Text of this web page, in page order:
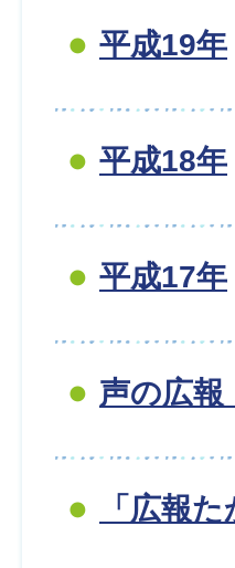
平成19年
平成18年
平成17年
声の広報
「広報